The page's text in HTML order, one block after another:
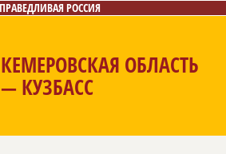
РОССИЯ
КЕМЕРОВСКАЯ ОБЛАСТЬ
— КУЗБАСС